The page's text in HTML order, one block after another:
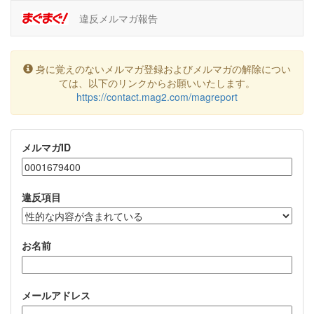
違反メルマガ報告
身に覚えのないメルマガ登録およびメルマガの解除につい
ては、以下のリンクからお願いいたします。
https://contact.mag2.com/magreport
メルマガID
違反項目
お名前
メールアドレス